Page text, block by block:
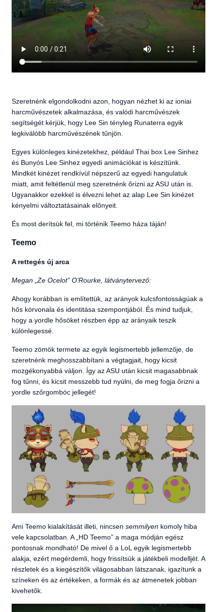
Szeretnénk elgondolkodni azon, hogyan nézhet ki az ioniai
harcművészetek alkalmazása, és valódi harcművészek
segítségét kérjük, hogy Lee Sin tényleg Runaterra egyik
legkiválóbb harcművészének tűnjön.
Egyes különleges kinézetekhez, például Thai box Lee Sinhez
és Bunyós Lee Sinhez egyedi animációkat is készítünk.
Mindkét kinézet rendkívül népszerű az egyedi hangulatuk
miatt, amit feltétlenül meg szeretnénk őrizni az ASU után is.
Ugyanakkor ezekkel is élvezni lehet az alap Lee Sin kinézet
kényelmi változtatásainak előnyeit.
És most derítsük fel, mi történik Teemo háza táján!
Teemo
A rettegés új arca
Megan „Ze Ocelot” O’Rourke, látványtervező:
Ahogy korábban is említettük, az arányok kulcsfontosságúak a
hős körvonala és identitása szempontjából. És mind tudjuk,
hogy a yordle hősöket részben épp az arányaik teszik
különlegessé.
Teemo zömök termete az egyik legismertebb jellemzője, de
szeretnénk meghosszabbítani a végtagjait, hogy kicsit
mozgékonyabbá váljon. Így az ASU után kicsit magasabbnak
fog tűnni, és kicsit messzebb tud nyúlni, de meg fogja őrizni a
yordle szőrgombóc jellegét!
Ami Teemo kialakítását illeti, nincsen semmilyen komoly hiba
vele kapcsolatban. A „HD Teemo” a maga módján egész
pontosnak mondható! De mivel ő a LoL egyik legismertebb
alakja, ezért megérdemli, hogy frissítsük a játékbeli modelljét. A
részletek és a kiegészítők világosabban látszanak, igazítunk a
színeken és az értékeken, a formák és az átmenetek jobban
kivehetők.